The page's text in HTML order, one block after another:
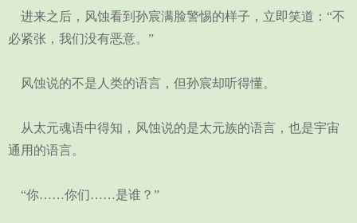
进来之后，风蚀看到孙宸满脸警惕的样子，立即笑道：“不
必紧张，我们没有恶意。”
风蚀说的不是人类的语言，但孙宸却听得懂。
从太元魂语中得知，风蚀说的是太元族的语言，也是宇宙
通用的语言。
“你……你们……是谁？”